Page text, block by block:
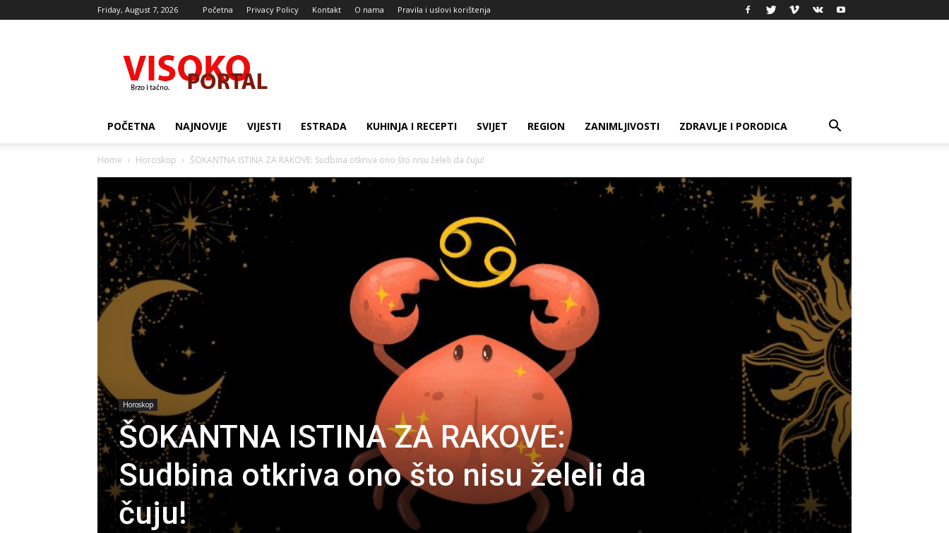
Friday, August 7, 2026 Početna Privacy Policy Kontakt O nama Pravila i uslovi korištenja
portal
POČETNA NAJNOVIJE VIJESTI ESTRADA KUHINJA I RECEPTI SVIJET REGION ZANIMLJIVOSTI ZDRAVLJE I PORODICA
Home Horoskop ŠOKANTNA ISTINA ZA RAKOVE: Sudbina otkriva ono što nisu želeli da čuju!
Horoskop
ŠOKANTNA ISTINA ZA RAKOVE:
Sudbina otkriva ono što nisu želeli da
čuju!